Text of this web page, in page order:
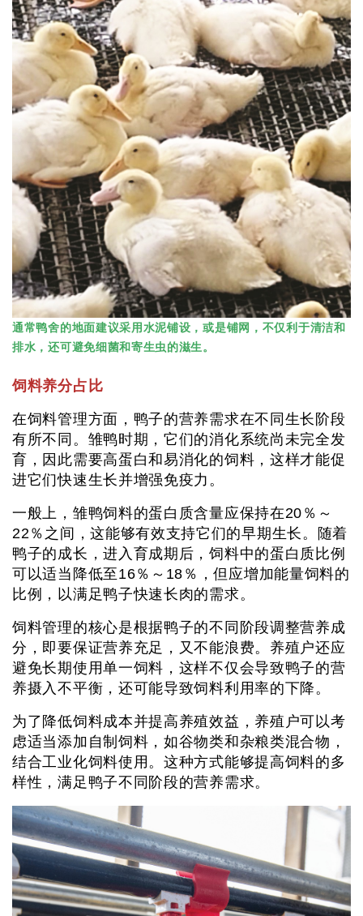
通常鸭舍的地面建议采用水泥铺设，或是铺网，不仅利于清洁和
排水，还可避免细菌和寄生虫的滋生。
饲料养分占比
在饲料管理方面，鸭子的营养需求在不同生长阶段
有所不同。雏鸭时期，它们的消化系统尚未完全发
育，因此需要高蛋白和易消化的饲料，这样才能促
进它们快速生长并增强免疫力。
一般上，雏鸭饲料的蛋白质含量应保持在20％～
22％之间，这能够有效支持它们的早期生长。随着
鸭子的成长，进入育成期后，饲料中的蛋白质比例
可以适当降低至16％～18％，但应增加能量饲料的
比例，以满足鸭子快速长肉的需求。
饲料管理的核心是根据鸭子的不同阶段调整营养成
分，即要保证营养充足，又不能浪费。养殖户还应
避免长期使用单一饲料，这样不仅会导致鸭子的营
养摄入不平衡，还可能导致饲料利用率的下降。
为了降低饲料成本并提高养殖效益，养殖户可以考
虑适当添加自制饲料，如谷物类和杂粮类混合物，
结合工业化饲料使用。这种方式能够提高饲料的多
样性，满足鸭子不同阶段的营养需求。